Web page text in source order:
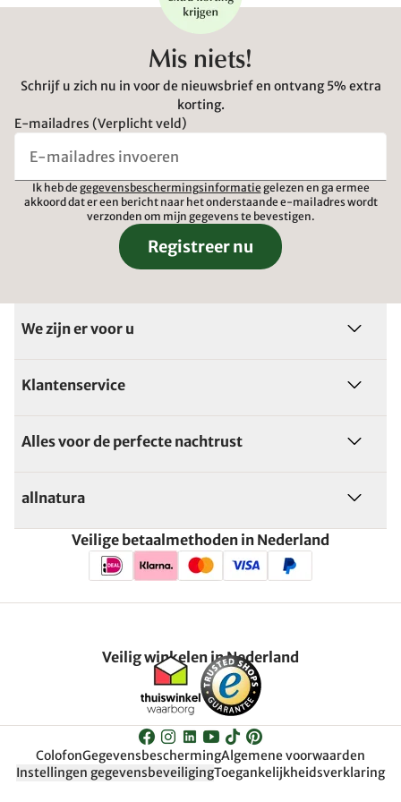
Mis niets!
Schrijf u zich nu in voor de nieuwsbrief en ontvang 5% extra
korting.
E-mailadres (Verplicht veld)
Ik heb de gegevensbeschermingsinformatie gelezen en ga ermee
akkoord dat er een bericht naar het onderstaande e-mailadres wordt
verzonden om mijn gegevens te bevestigen.
Registreer nu
We zijn er voor u
Klantenservice
Alles voor de perfecte nachtrust
allnatura
Veilige betaalmethoden in Nederland
Veilig winkelen in Nederland
ColofonGegevensbeschermingAlgemene voorwaarden
Instellingen gegevensbeveiligingToegankelijkheidsverklaring